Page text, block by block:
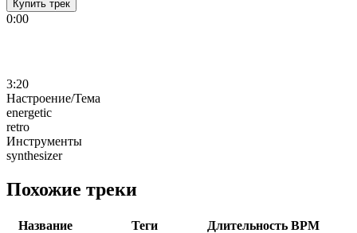
Купить трек
0:00
3:20
Настроение/Тема
energetic
retro
Инструменты
synthesizer
Похожие треки
Название Теги Длительность BPM